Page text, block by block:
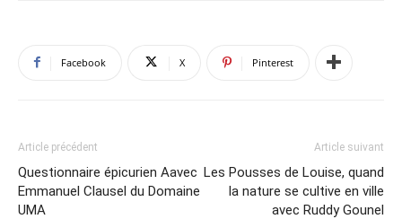
Facebook X Pinterest
Article précédent
Questionnaire épicurien Aavec
Emmanuel Clausel du Domaine
UMA
Article suivant
Les Pousses de Louise, quand
la nature se cultive en ville
avec Ruddy Gounel